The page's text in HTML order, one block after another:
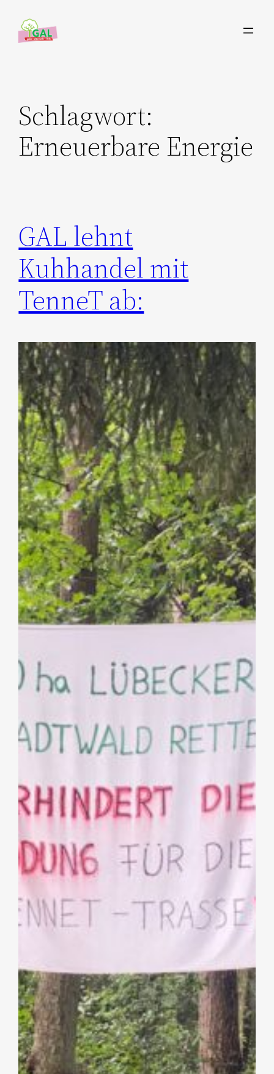
Inhalt
springen
Schlagwort:
Erneuerbare Energie
GAL lehnt
Kuhhandel mit
TenneT ab: